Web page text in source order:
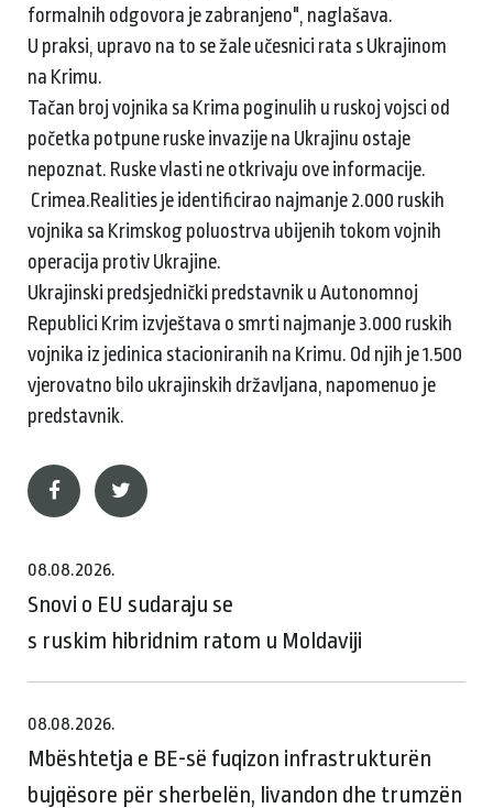
formalnih odgovora je zabranjeno", naglašava.
U praksi, upravo na to se žale učesnici rata s Ukrajinom
na Krimu.
Tačan broj vojnika sa Krima poginulih u ruskoj vojsci od
početka potpune ruske invazije na Ukrajinu ostaje
nepoznat. Ruske vlasti ne otkrivaju ove informacije.
Crimea.Realities je identificirao najmanje 2.000 ruskih
vojnika sa Krimskog poluostrva ubijenih tokom vojnih
operacija protiv Ukrajine.
Ukrajinski predsjednički predstavnik u Autonomnoj
Republici Krim izvještava o smrti najmanje 3.000 ruskih
vojnika iz jedinica stacioniranih na Krimu. Od njih je 1.500
vjerovatno bilo ukrajinskih državljana, napomenuo je
predstavnik.
08.08.2026.
Snovi o EU sudaraju se
s ruskim hibridnim ratom u Moldaviji
08.08.2026.
Mbështetja e BE-së fuqizon infrastrukturën
bujqësore për sherbelën, livandon dhe trumzën